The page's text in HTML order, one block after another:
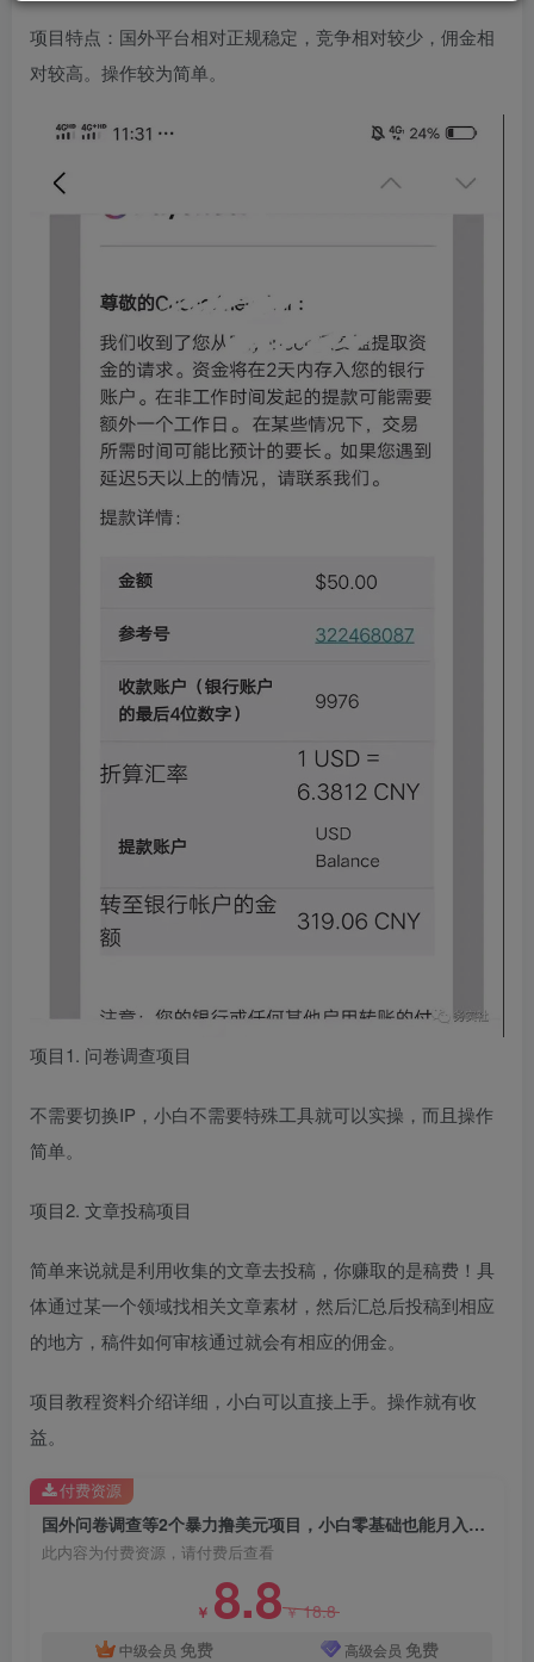
项目特点：国外平台相对正规稳定，竞争相对较少，佣金相
对较高。操作较为简单。
项目1. 问卷调查项目
不需要切换IP，小白不需要特殊工具就可以实操，而且操作
简单。
项目2. 文章投稿项目
简单来说就是利用收集的文章去投稿，你赚取的是稿费！具
体通过某一个领域找相关文章素材，然后汇总后投稿到相应
的地方，稿件如何审核通过就会有相应的佣金。
项目教程资料介绍详细，小白可以直接上手。操作就有收
益。
国外问卷调查等2个暴力撸美元项目，小白零基础也能月入过万
此内容为付费资源，请付费后查看
￥ 8.8￥18.8
中级会员 免费 高级会员 免费
付费资源